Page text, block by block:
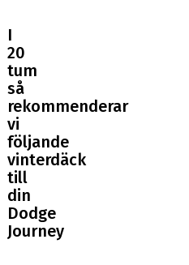
I
20
tum
så
rekommenderar
vi
följande
vinterdäck
till
din
Dodge
Journey